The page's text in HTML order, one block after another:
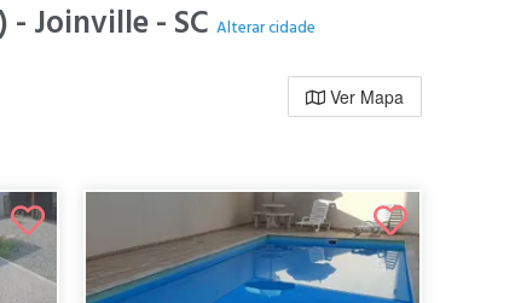
- Joinville - SCAlterar cidade
Ver Mapa